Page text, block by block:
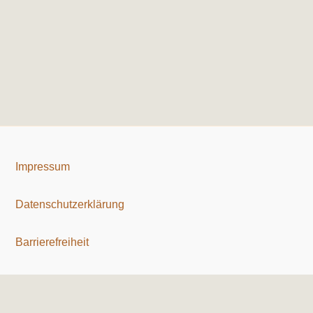
Impressum
Datenschutzerklärung
Barrierefreiheit